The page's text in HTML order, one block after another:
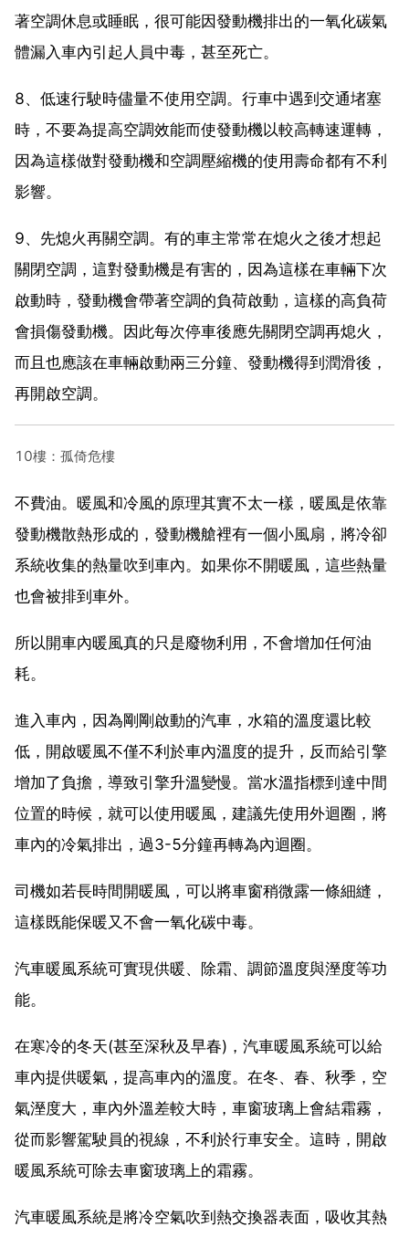
著空調休息或睡眠，很可能因發動機排出的一氧化碳氣
體漏入車內引起人員中毒，甚至死亡。
8、低速行駛時儘量不使用空調。行車中遇到交通堵塞
時，不要為提高空調效能而使發動機以較高轉速運轉，
因為這樣做對發動機和空調壓縮機的使用壽命都有不利
影響。
9、先熄火再關空調。有的車主常常在熄火之後才想起
關閉空調，這對發動機是有害的，因為這樣在車輛下次
啟動時，發動機會帶著空調的負荷啟動，這樣的高負荷
會損傷發動機。因此每次停車後應先關閉空調再熄火，
而且也應該在車輛啟動兩三分鐘、發動機得到潤滑後，
再開啟空調。
10樓：孤倚危樓
不費油。暖風和冷風的原理其實不太一樣，暖風是依靠
發動機散熱形成的，發動機艙裡有一個小風扇，將冷卻
系統收集的熱量吹到車內。如果你不開暖風，這些熱量
也會被排到車外。
所以開車內暖風真的只是廢物利用，不會增加任何油
耗。
進入車內，因為剛剛啟動的汽車，水箱的溫度還比較
低，開啟暖風不僅不利於車內溫度的提升，反而給引擎
增加了負擔，導致引擎升溫變慢。當水溫指標到達中間
位置的時候，就可以使用暖風，建議先使用外迴圈，將
車內的冷氣排出，過3-5分鐘再轉為內迴圈。
司機如若長時間開暖風，可以將車窗稍微露一條細縫，
這樣既能保暖又不會一氧化碳中毒。
汽車暖風系統可實現供暖、除霜、調節溫度與溼度等功
能。
在寒冷的冬天(甚至深秋及早春)，汽車暖風系統可以給
車內提供暖氣，提高車內的溫度。在冬、春、秋季，空
氣溼度大，車內外溫差較大時，車窗玻璃上會結霜霧，
從而影響駕駛員的視線，不利於行車安全。這時，開啟
暖風系統可除去車窗玻璃上的霜霧。
汽車暖風系統是將冷空氣吹到熱交換器表面，吸收其熱